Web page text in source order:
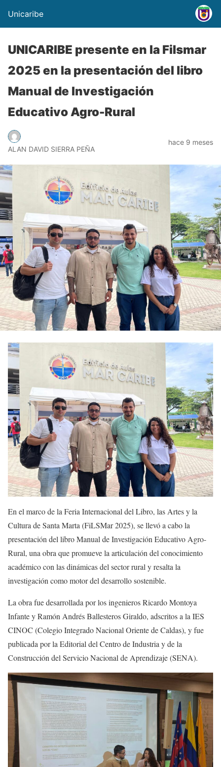
Unicaribe
UNICARIBE presente en la Filsmar
2025 en la presentación del libro
Manual de Investigación
Educativo Agro-Rural
ALAN DAVID SIERRA PEÑA
hace 9 meses
En el marco de la Feria Internacional del Libro, las Artes y la
Cultura de Santa Marta (FiLSMar 2025), se llevó a cabo la
presentación del libro Manual de Investigación Educativo Agro-
Rural, una obra que promueve la articulación del conocimiento
académico con las dinámicas del sector rural y resalta la
investigación como motor del desarrollo sostenible.
La obra fue desarrollada por los ingenieros Ricardo Montoya
Infante y Ramón Andrés Ballesteros Giraldo, adscritos a la IES
CINOC (Colegio Integrado Nacional Oriente de Caldas), y fue
publicada por la Editorial del Centro de Industria y de la
Construcción del Servicio Nacional de Aprendizaje (SENA).